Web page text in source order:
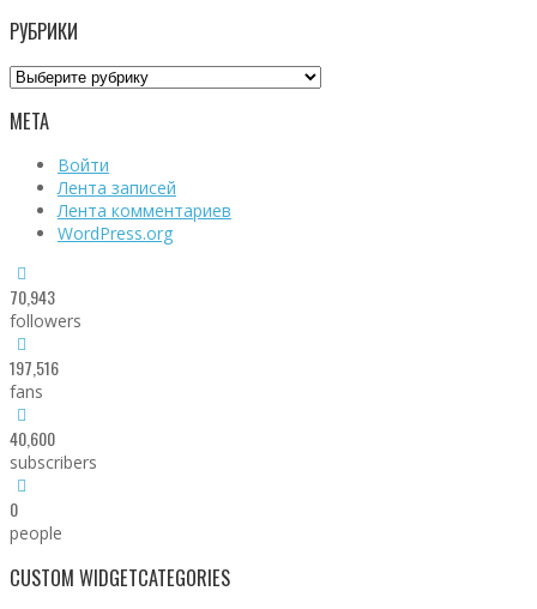
РУБРИКИ
Рубрики
МЕТА
Войти
Лента записей
Лента комментариев
WordPress.org
70,943
followers
197,516
fans
40,600
subscribers
0
people
CUSTOM WIDGETCATEGORIES